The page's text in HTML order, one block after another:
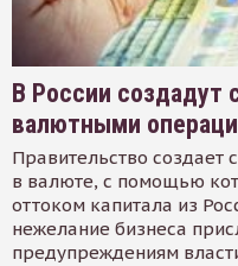
В России создадут
валютными
Правительство создает
в валюте, с помощью
оттоком капитала из
нежелание бизнеса
предупреждениям